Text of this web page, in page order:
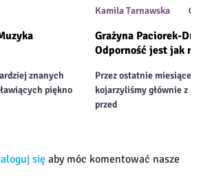
znanych
piękno
Kamila Tarnawska
Grażyna Paciorek-
Odporność jest jak
Przez ostatnie miesiące
kojarzyliśmy głównie z
przed
sięaby móc komentować nasze